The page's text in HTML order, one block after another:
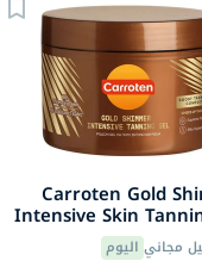
Carroten Gold
Intensive Skin
مجاني اليوم